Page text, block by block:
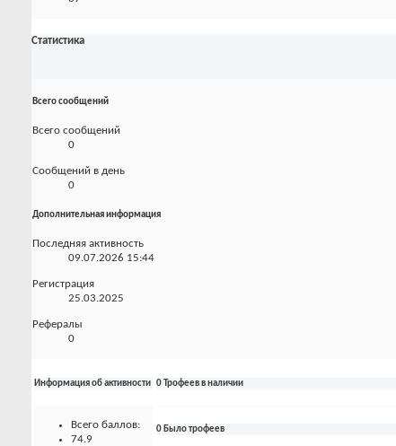
Статистика
Всего сообщений
Всего сообщений
0
Сообщений в день
0
Дополнительная информация
Последняя активность
09.07.2026 15:44
Регистрация
25.03.2025
Рефералы
0
Информация об активности
Всего баллов:
74.9
0 Трофеев в наличии
0 Было трофеев